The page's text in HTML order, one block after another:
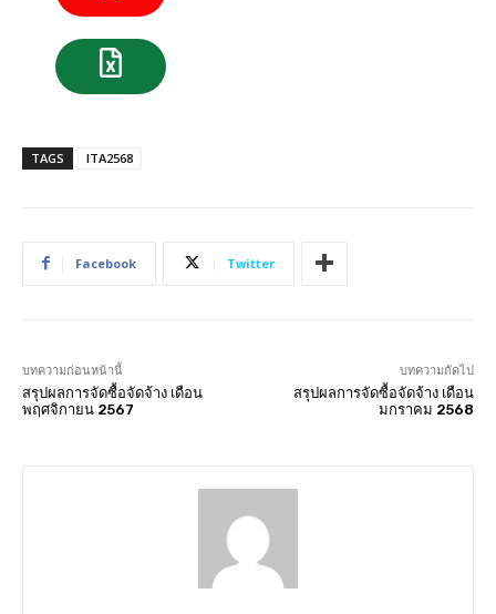
TAGS ITA2568
Facebook Twitter
บทความก่อนหน้านี้
สรุปผลการจัดซื้อจัดจ้าง เดือน
พฤศจิกายน 2567
บทความถัดไป
สรุปผลการจัดซื้อจัดจ้าง เดือน
มกราคม 2568